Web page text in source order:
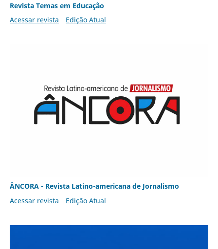
Revista Temas em Educação
Acessar revista
Edição Atual
ÂNCORA - Revista Latino-americana de Jornalismo
Acessar revista
Edição Atual